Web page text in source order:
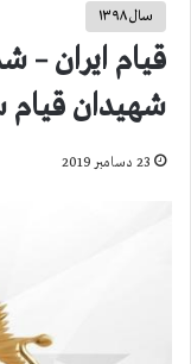
سال ۱۳۹۸
شهیدان قیام
23 دسامبر 2019